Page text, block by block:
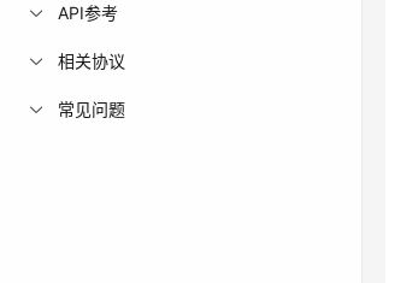
API参考
相关协议
常见问题